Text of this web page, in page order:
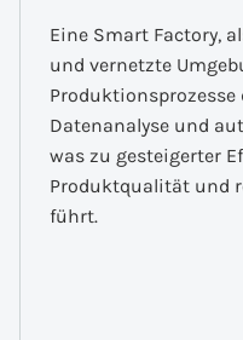
Eine Smart Factory,
und vernetzte
Datenanalyse und
was zu gesteigerter
Produktqualität und
führt.